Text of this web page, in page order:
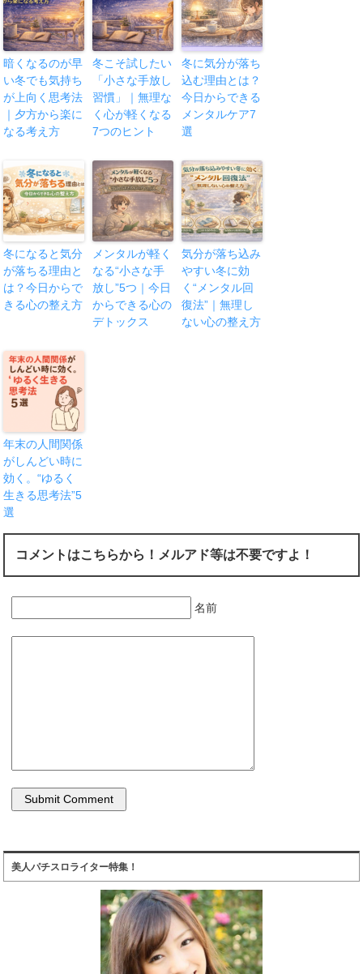
暗くなるのが早
い冬でも気持ち
が上向く思考法
｜夕方から楽に
なる考え方
冬こそ試したい
「小さな手放し
習慣」｜無理な
く心が軽くなる
7つのヒント
冬に気分が落ち
込む理由とは？
今日からできる
メンタルケア7
選
冬になると気分
が落ちる理由と
は？今日からで
きる心の整え方
メンタルが軽く
なる“小さな手
放し”5つ｜今日
からできる心の
デトックス
気分が落ち込み
やすい冬に効
く“メンタル回
復法”｜無理し
ない心の整え方
年末の人間関係
がしんどい時に
効く。“ゆるく
生きる思考法”5
選
コメントはこちらから！メルアド等は不要ですよ！
名前
美人パチスロライター特集！